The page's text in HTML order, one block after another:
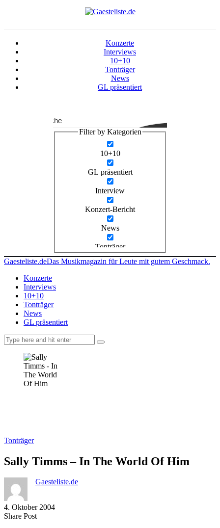
Konzerte
Interviews
10+10
Tonträger
News
GL präsentiert
Suche
Filter by Kategorien
10+10
GL präsentiert
Interview
Konzert-Bericht
News
Tonträger
Gaesteliste.deDas Musikmagazin für Leute mit gutem Geschmack.
Konzerte
Interviews
10+10
Tonträger
News
GL präsentiert
Tonträger
Sally Timms – In The World Of Him
Gaesteliste.de
4. Oktober 2004
Share PostShare
Copy
Send